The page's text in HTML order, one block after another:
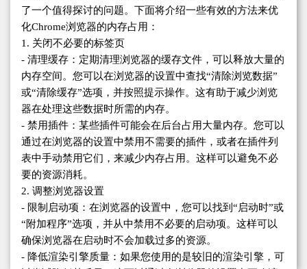
了一个值得探讨的问题。下面将介绍一些有效的方法来优
化Chrome浏览器的内存占用：
1. 关闭不必要的标签页
- 清理缓存：定期清理浏览器的缓存文件，可以释放大量的
内存空间。您可以在浏览器的设置中查找“清除浏览数据”
或“清除缓存”选项，并按照提示操作。这有助于减少浏览
器在处理这些数据时所需的内存。
- 禁用插件：某些插件可能会在后台占用大量内存。您可以
通过在浏览器的设置中禁用不需要的插件，或者在插件列
表中手动禁用它们，来减少内存占用。这样可以避免不必
要的资源消耗。
2. 调整浏览器设置
- 限制启动项：在浏览器的设置中，您可以找到“启动时”或
“附加程序”选项，并从中禁用不必要的启动项。这样可以
确保浏览器在启动时不会加载过多的资源。
- 降低渲染引擎质量：如果您使用的是较旧的渲染引擎，可